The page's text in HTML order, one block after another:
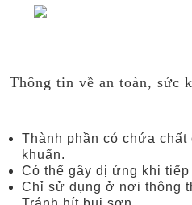
Thông tin về an toàn, sức
Thành phần có chứa chất
khuẩn.
Có thể gây dị ứng khi tiếp
Chỉ sử dụng ở nơi thông